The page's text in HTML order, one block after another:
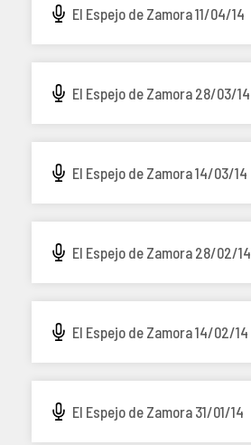
El Espejo de Zamora 11/04/14
El Espejo de Zamora 28/03/14
El Espejo de Zamora 14/03/14
El Espejo de Zamora 28/02/14
El Espejo de Zamora 14/02/14
El Espejo de Zamora 31/01/14